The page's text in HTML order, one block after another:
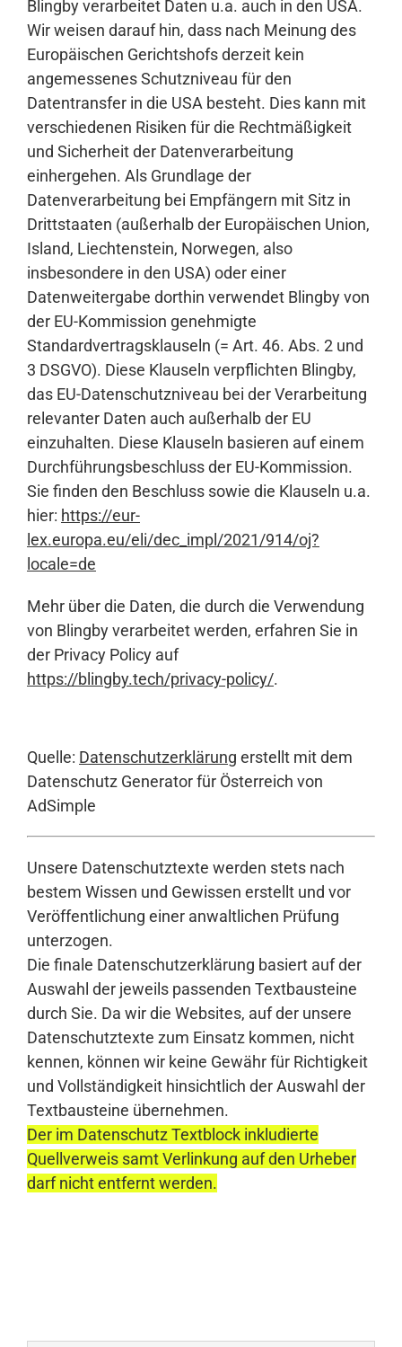
Blingby verarbeitet Daten u.a. auch in den USA.
Wir weisen darauf hin, dass nach Meinung des
Europäischen Gerichtshofs derzeit kein
angemessenes Schutzniveau für den
Datentransfer in die USA besteht. Dies kann mit
verschiedenen Risiken für die Rechtmäßigkeit
und Sicherheit der Datenverarbeitung
einhergehen. Als Grundlage der
Datenverarbeitung bei Empfängern mit Sitz in
Drittstaaten (außerhalb der Europäischen Union,
Island, Liechtenstein, Norwegen, also
insbesondere in den USA) oder einer
Datenweitergabe dorthin verwendet Blingby von
der EU-Kommission genehmigte
Standardvertragsklauseln (= Art. 46. Abs. 2 und
3 DSGVO). Diese Klauseln verpflichten Blingby,
das EU-Datenschutzniveau bei der Verarbeitung
relevanter Daten auch außerhalb der EU
einzuhalten. Diese Klauseln basieren auf einem
Durchführungsbeschluss der EU-Kommission.
Sie finden den Beschluss sowie die Klauseln u.a.
hier: https://eur-
lex.europa.eu/eli/dec_impl/2021/914/oj?
locale=de
Mehr über die Daten, die durch die Verwendung
von Blingby verarbeitet werden, erfahren Sie in
der Privacy Policy auf
https://blingby.tech/privacy-policy/.
Quelle: Datenschutzerklärung erstellt mit dem
Datenschutz Generator für Österreich von
AdSimple
Unsere Datenschutztexte werden stets nach
bestem Wissen und Gewissen erstellt und vor
Veröffentlichung einer anwaltlichen Prüfung
unterzogen.
Die finale Datenschutzerklärung basiert auf der
Auswahl der jeweils passenden Textbausteine
durch Sie. Da wir die Websites, auf der unsere
Datenschutztexte zum Einsatz kommen, nicht
kennen, können wir keine Gewähr für Richtigkeit
und Vollständigkeit hinsichtlich der Auswahl der
Textbausteine übernehmen.
Der im Datenschutz Textblock inkludierte
Quellverweis samt Verlinkung auf den Urheber
darf nicht entfernt werden.